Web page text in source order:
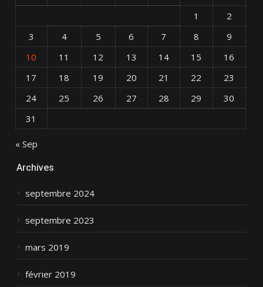
1
2
3
4 5 6 7 8
9
10
11 12 13 14 15
16
17
18 19 20 21 22
23
24
25 26 27 28 29
30
31
« Sep
Archives
septembre 2024
septembre 2023
mars 2019
février 2019